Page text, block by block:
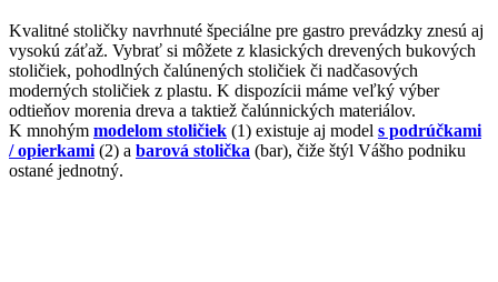
Kvalitné stoličky navrhnuté špeciálne pre gastro prevádzky znesú aj
vysokú záťaž. Vybrať si môžete z klasických drevených bukových
stoličiek, pohodlných čalúnených stoličiek či nadčasových
moderných stoličiek z plastu. K dispozícii máme veľký výber
odtieňov morenia dreva a taktiež čalúnnických materiálov.
K mnohým modelom stoličiek (1) existuje aj model s podrúčkami
/ opierkami (2) a barová stolička (bar), čiže štýl Vášho podniku
ostané jednotný.